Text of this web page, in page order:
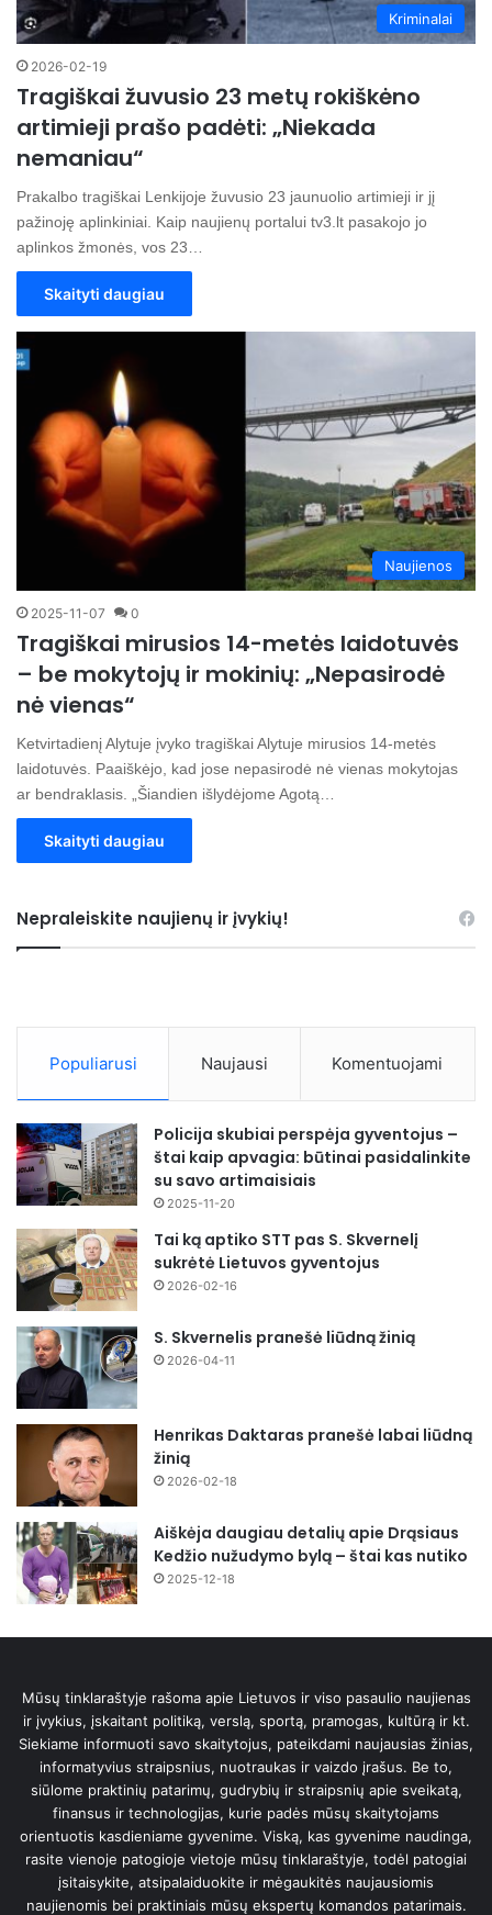
Kriminalai
2026-02-19
Tragiškai žuvusio 23 metų rokiškėno
artimieji prašo padėti: „Niekada
nemaniau“
Prakalbo tragiškai Lenkijoje žuvusio 23 jaunuolio artimieji ir jį
pažinoję aplinkiniai. Kaip naujienų portalui tv3.lt pasakojo jo
aplinkos žmonės, vos 23…
Skaityti daugiau
Naujienos
2025-11-07 0
Tragiškai mirusios 14-metės laidotuvės
– be mokytojų ir mokinių: „Nepasirodė
nė vienas“
Ketvirtadienį Alytuje įvyko tragiškai Alytuje mirusios 14-metės
laidotuvės. Paaiškėjo, kad jose nepasirodė nė vienas mokytojas
ar bendraklasis. „Šiandien išlydėjome Agotą…
Skaityti daugiau
Nepraleiskite naujienų ir įvykių!
Populiarusi Naujausi Komentuojami
Policija skubiai perspėja gyventojus –
štai kaip apvagia: būtinai pasidalinkite
su savo artimaisiais
2025-11-20
Tai ką aptiko STT pas S. Skvernelį
sukrėtė Lietuvos gyventojus
2026-02-16
S. Skvernelis pranešė liūdną žinią
2026-04-11
Henrikas Daktaras pranešė labai liūdną
žinią
2026-02-18
Aiškėja daugiau detalių apie Drąsiaus
Kedžio nužudymo bylą – štai kas nutiko
2025-12-18
Mūsų tinklaraštyje rašoma apie Lietuvos ir viso pasaulio naujienas
ir įvykius, įskaitant politiką, verslą, sportą, pramogas, kultūrą ir kt.
Siekiame informuoti savo skaitytojus, pateikdami naujausias žinias,
informatyvius straipsnius, nuotraukas ir vaizdo įrašus. Be to,
siūlome praktinių patarimų, gudrybių ir straipsnių apie sveikatą,
finansus ir technologijas, kurie padės mūsų skaitytojams
orientuotis kasdieniame gyvenime. Viską, kas gyvenime naudinga,
rasite vienoje patogioje vietoje mūsų tinklaraštyje, todėl patogiai
įsitaisykite, atsipalaiduokite ir mėgaukitės naujausiomis
naujienomis bei praktiniais mūsų ekspertų komandos patarimais.